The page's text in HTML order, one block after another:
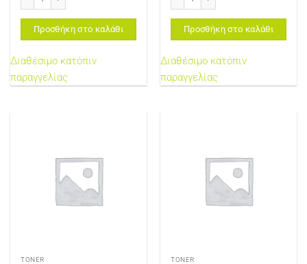
Προσθήκη στο καλάθι
Διαθέσιμο κατόπιν
παραγγελίας
Προσθήκη στο καλάθι
Διαθέσιμο κατόπιν
παραγγελίας
TONER TONER